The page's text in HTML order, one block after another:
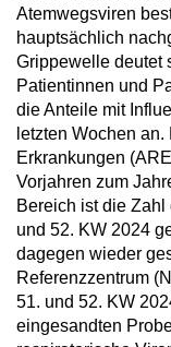
Atemwegsviren
hauptsächlich
Grippewelle deutet
Patientinnen und
die Anteile mit
letzten Wochen
Erkrankungen
Vorjahren zum
Bereich ist die
und 52. KW 2024
dagegen wieder
Referenzzentrum
51. und 52. KW
eingesandten